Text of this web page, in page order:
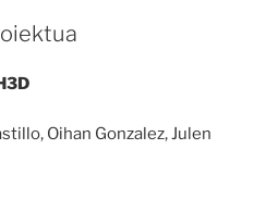
Oihan Gonzalez, Julen